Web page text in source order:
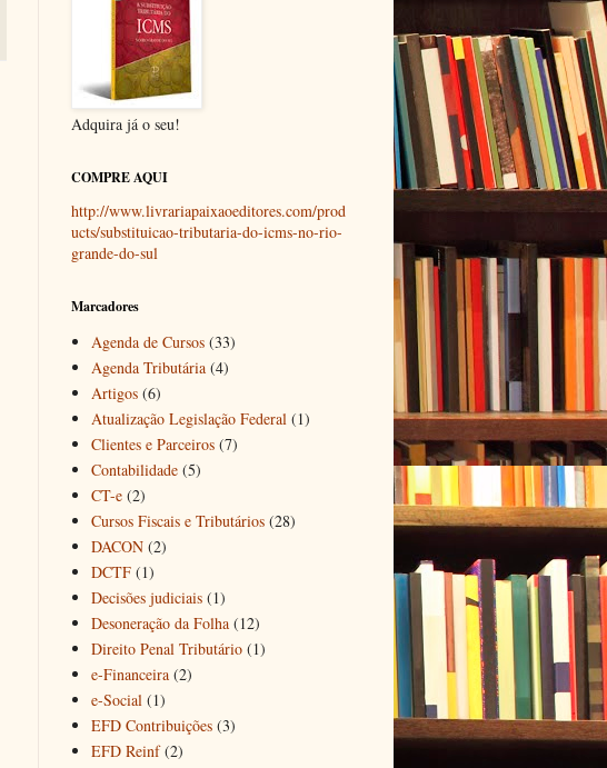
Adquira já o seu!
COMPRE AQUI
http://www.livrariapaixaoeditores.com/prod
ucts/substituicao-tributaria-do-icms-no-rio-
grande-do-sul
Marcadores
Agenda de Cursos (33)
Agenda Tributária (4)
Artigos (6)
Atualização Legislação Federal (1)
Clientes e Parceiros (7)
Contabilidade (5)
CT-e (2)
Cursos Fiscais e Tributários (28)
DACON (2)
DCTF (1)
Decisões judiciais (1)
Desoneração da Folha (12)
Direito Penal Tributário (1)
e-Financeira (2)
e-Social (1)
EFD Contribuições (3)
EFD Reinf (2)